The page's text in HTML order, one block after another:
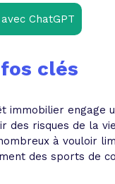
ChatGPT
clés
immobilier engage
des risques de la
à vouloir
des sports de